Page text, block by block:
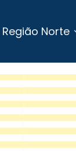
Região Norte